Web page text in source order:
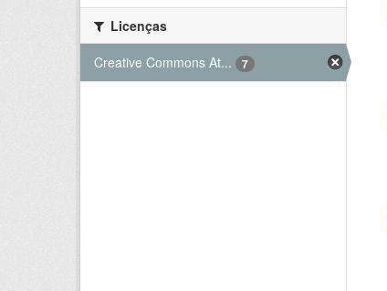
Licenças
Creative Commons At...
7